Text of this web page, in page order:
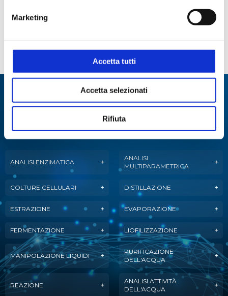
Marketing
Accetta tutti
Accetta selezionati
Rifiuta
CODICE
DESCRIZIONE
SQUA028438
Specialisti in:
Abbiamo sviluppato soluzioni, tecnologie e
ANALISI ENZIMATICA
ANALISI
MULTIPARAMETRICA
COLTURE CELLULARI DISTILLAZIONE
ESTRAZIONE EVAPORAZIONE
FERMENTAZIONE LIOFILIZZAZIONE
MANIPOLAZIONE LIQUIDI
PURIFICAZIONE
DELL'ACQUA
REAZIONE
ANALISI ATTIVITÀ
DELL'ACQUA